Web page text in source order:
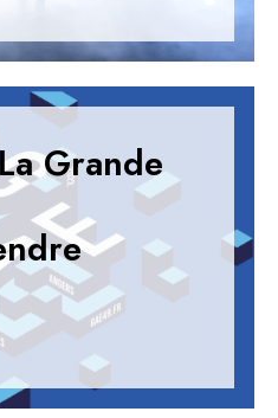
Grande